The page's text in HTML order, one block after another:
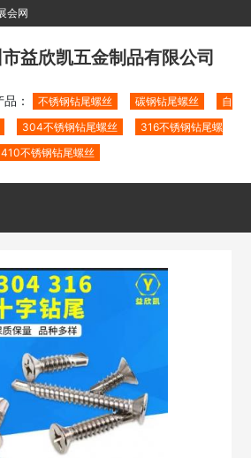
会网
益欣凯五金制品有限公司
： 不锈钢钻尾螺丝 碳钢钻尾螺丝
自
304不锈钢钻尾螺丝
316不锈钢钻尾螺
410不锈钢钻尾螺丝